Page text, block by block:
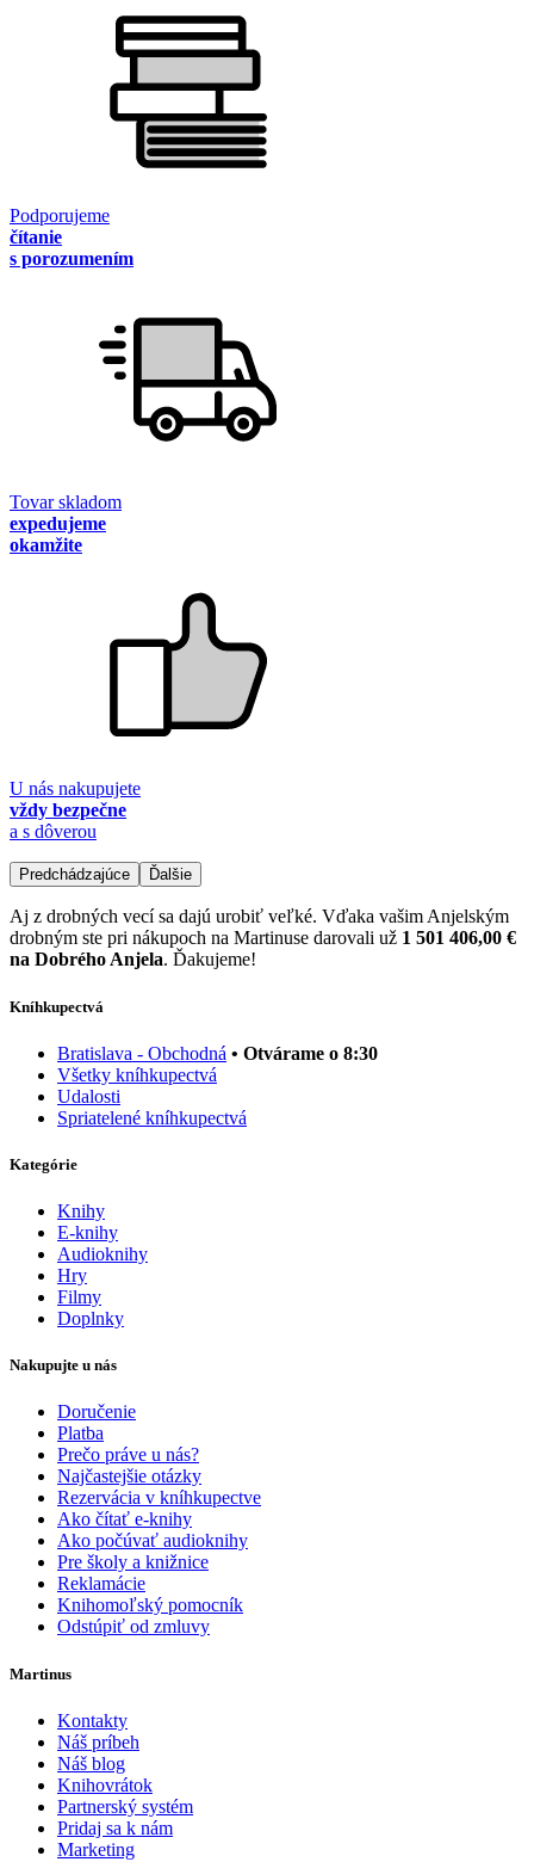
Podporujeme
čítanie
s porozumením
Tovar skladom
expedujeme
okamžite
U nás nakupujete
vždy bezpečne
a s dôverou
Predchádzajúce Ďalšie
Aj z drobných vecí sa dajú urobiť veľké. Vďaka vašim Anjelským
drobným ste pri nákupoch na Martinuse darovali už 1 501 406,00 €
na Dobrého Anjela. Ďakujeme!
Kníhkupectvá
Bratislava - Obchodná • Otvárame o 8:30
Všetky kníhkupectvá
Udalosti
Spriatelené kníhkupectvá
Kategórie
Knihy
E-knihy
Audioknihy
Hry
Filmy
Doplnky
Nakupujte u nás
Doručenie
Platba
Prečo práve u nás?
Najčastejšie otázky
Rezervácia v kníhkupectve
Ako čítať e-knihy
Ako počúvať audioknihy
Pre školy a knižnice
Reklamácie
Knihomoľský pomocník
Odstúpiť od zmluvy
Martinus
Kontakty
Náš príbeh
Náš blog
Knihovrátok
Partnerský systém
Pridaj sa k nám
Marketing